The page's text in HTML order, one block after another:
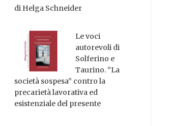
di Helga Schneider
Le voci
autorevoli di
Solferino e
Taurino. “La
società sospesa” contro la
precarietà lavorativa ed
esistenziale del presente